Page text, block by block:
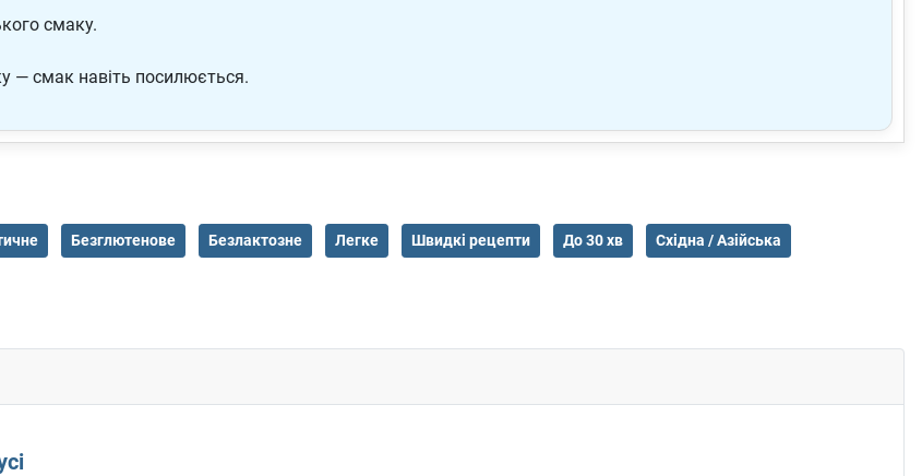
смаку.
— смак навіть посилюється.
Безглютенове Безлактозне Легке Швидкі рецепти До 30 хв Східна / Азійська